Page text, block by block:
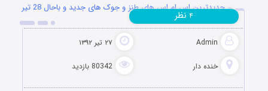
جدیدترین اس ام اس های طنز و جوک های جدید و باحال 28 تیر
1392
Admin ۲۷ تیر ۱۳۹۲
خنده دار 80342 بازدید
۴ نظر